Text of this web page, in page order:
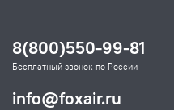
8(800)550-99-81
Бесплатный звонок по России
info@foxair.ru